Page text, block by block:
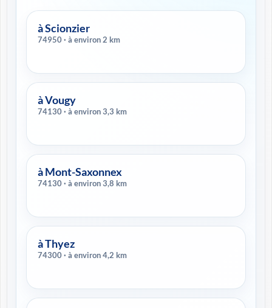
à Scionzier
74950 · à environ 2 km
à Vougy
74130 · à environ 3,3 km
à Mont-Saxonnex
74130 · à environ 3,8 km
à Thyez
74300 · à environ 4,2 km